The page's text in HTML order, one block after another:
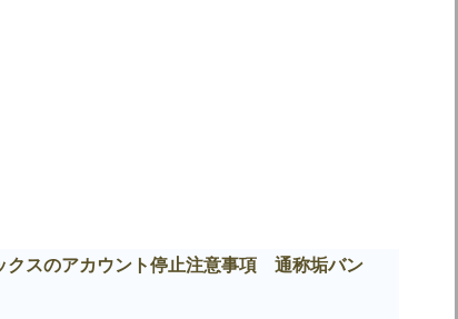
クスのアカウント停止注意事項 通称垢バン